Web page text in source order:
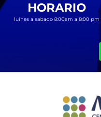
HORARIO
luines a sabado 8:00am a 8:00 pm